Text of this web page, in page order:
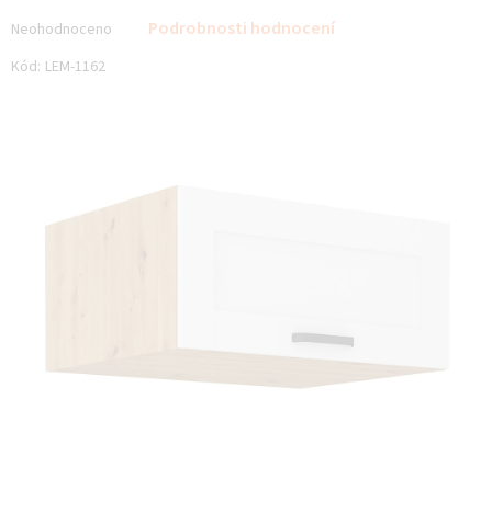
hodnocení
produktu
Neohodnoceno Podrobnosti hodnocení
Kód: LEM-1162